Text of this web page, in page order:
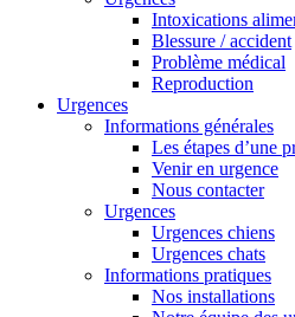
Intoxications
Blessure / accident
Problème médical
Reproduction
Urgences
Informations générales
Les étapes d’une
Venir en urgence
Nous contacter
Urgences
Urgences chiens
Urgences chats
Informations pratiques
Nos installations